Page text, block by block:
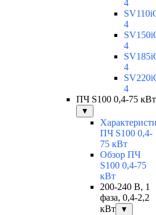
4
4
4
4
4
ПЧ S100 0,4-75 кВт
▼
ПЧ S100 0,4-
75 кВт
Обзор ПЧ
S100 0,4-75
кВт
200-240 В, 1
фаза, 0,4-2,2
кВт
▼